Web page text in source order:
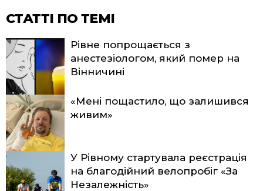
СТАТТІ ПО ТЕМІ
Рівне попрощається з
анестезіологом, який помер на
Вінничині
«Мені пощастило, що залишився
живим»
У Рівному стартувала реєстрація
на благодійний велопробіг «За
Незалежність»